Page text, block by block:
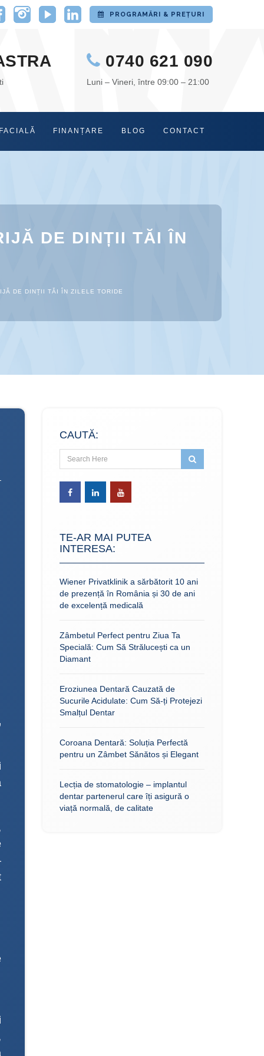
PROGRAMĂRI & PREȚURI
0740 621 090
Luni – Vineri, între 09:00 – 21:00
FINANȚARE BLOG CONTACT
DE DINȚII TĂI ÎN
DE DINȚII TĂI ÎN ZILELE TORIDE
CAUTĂ:
TE-AR MAI PUTEA
INTERESA:
Wiener Privatklinik a sărbătorit 10 ani
de prezență în România și 30 de ani
de excelență medicală
Zâmbetul Perfect pentru Ziua Ta
Specială: Cum Să Strălucești ca un
Diamant
Eroziunea Dentară Cauzată de
Sucurile Acidulate: Cum Să-ți Protejezi
Smalțul Dentar
Coroana Dentară: Soluția Perfectă
pentru un Zâmbet Sănătos și Elegant
Lecția de stomatologie – implantul
dentar partenerul care îți asigură o
viață normală, de calitate